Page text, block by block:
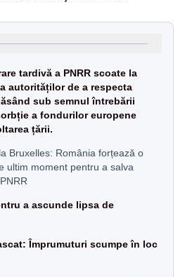
tardivă a PNRR scoate la
autorităților de a respecta
sub semnul întrebării
a fondurilor europene
țării.
Bruxelles: România forțează o
ultim moment pentru a salva
a ascunde lipsa de
Împrumuturi scumpe în loc